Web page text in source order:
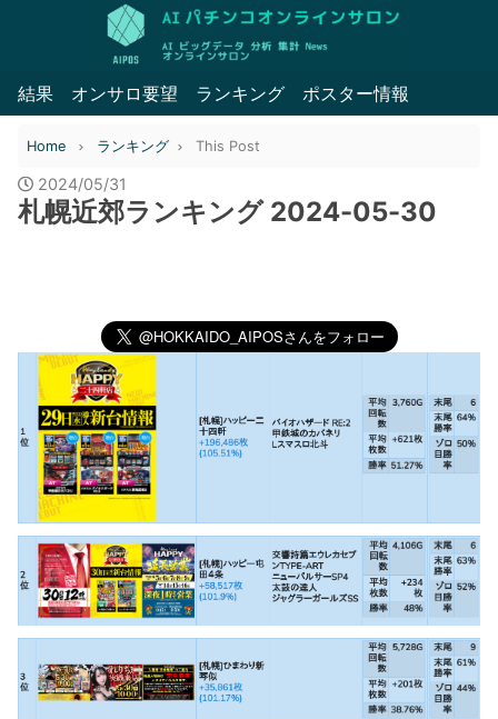
結果 オンサロ要望 ランキング ポスター情報
Home ランキング This Post
2024/05/31
札幌近郊ランキング 2024-05-30